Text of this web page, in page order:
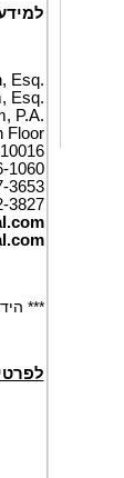
Esq.
Esq.
P.A.
Floor
1060
3653
3827
***